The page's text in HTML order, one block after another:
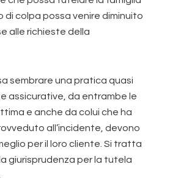
di colpa possa venire diminuito
alle richieste della
sembrare una pratica quasi
assicurative, da entrambe le
e anche da colui che ha
all’incidente, devono
per il loro cliente. Si tratta
giurisprudenza per la tutela